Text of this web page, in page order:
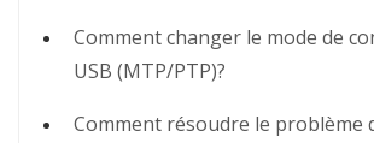
Comment changer le mode de
USB (MTP/PTP)?
Comment résoudre le problème